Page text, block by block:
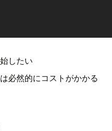
したい
必然的にコストがかかる